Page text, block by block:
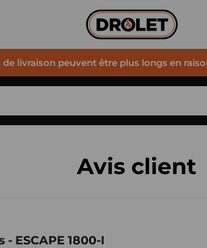
de livraison peuvent être plus longs en
Avis client
ESCAPE 1800-I